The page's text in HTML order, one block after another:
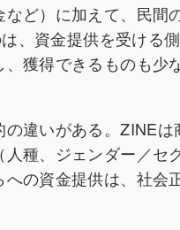
ど）に加えて、民間
、資金提供を受ける
獲得できるものも少
違いがある。ZINEは
種、ジェンダー／セ
の資金提供は、社会